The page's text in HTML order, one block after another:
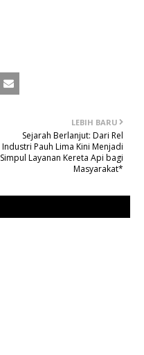
LEBIH BARU
Sejarah Berlanjut: Dari Rel
Industri Pauh Lima Kini Menjadi
Simpul Layanan Kereta Api bagi
Masyarakat*